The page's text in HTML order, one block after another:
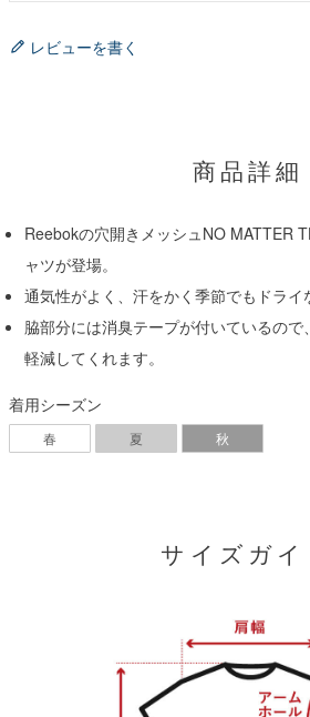
レビューを書く
商品詳細
Reebokの穴開きメッシュNO MATTER
ャツが登場。
通気性がよく、汗をかく季節でもドライ
脇部分には消臭テープが付いているの
軽減してくれます。
着用シーズン
春 夏 秋
サイズガイ